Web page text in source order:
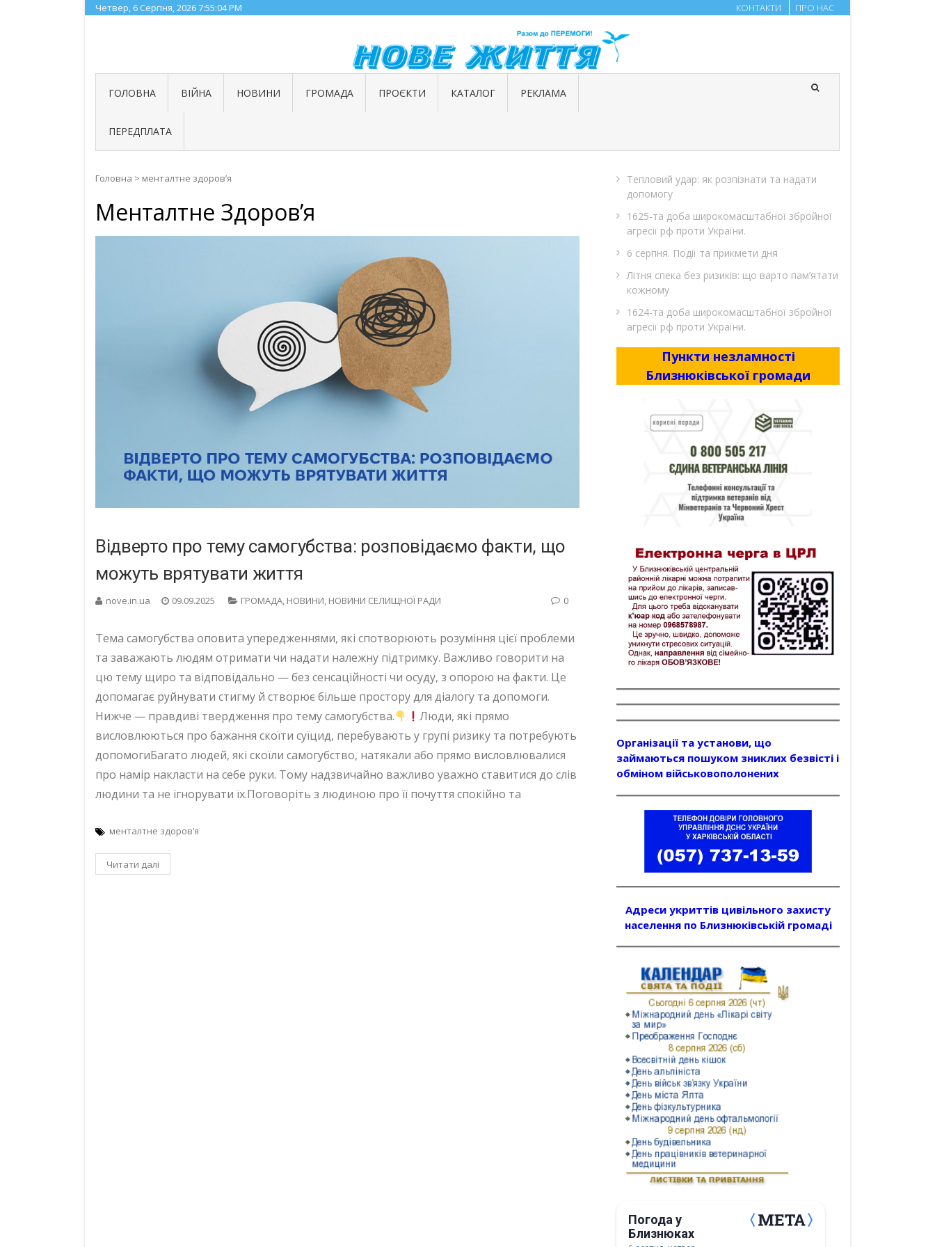
Skip
to
Четвер, 6 Серпня, 20267:55:04 PM КОНТАКТИ ПРО НАС
ГОЛОВНА ВІЙНА НОВИНИ ГРОМАДА ПРОЄКТИ КАТАЛОГ РЕКЛАМА
ПЕРЕДПЛАТА
Головна > менталтне здоров’я
Менталтне Здоров’я
Відверто про тему самогубства: розповідаємо факти, що
можуть врятувати життя
nove.in.ua 09.09.2025 ГРОМАДА, НОВИНИ, НОВИНИ СЕЛИЩНОЇ РАДИ 0
Тема самогубства оповита упередженнями, які спотворюють розуміння цієї проблеми
та заважають людям отримати чи надати належну підтримку. Важливо говорити на
цю тему щиро та відповідально — без сенсаційності чи осуду, з опорою на факти. Це
допомагає руйнувати стигму й створює більше простору для діалогу та допомоги.
Нижче — правдиві твердження про тему самогубства.
Люди, які прямо
висловлюються про бажання скоїти суїцид, перебувають у групі ризику та потребують
допомогиБагато людей, які скоїли самогубство, натякали або прямо висловлювалися
про намір накласти на себе руки. Тому надзвичайно важливо уважно ставитися до слів
людини та не ігнорувати їх.Поговоріть з людиною про її почуття спокійно та
менталтне здоров’я
Читати далі
Тепловий удар: як розпізнати та надати
допомогу
1625-та доба широкомасштабної збройної
агресії рф проти України.
6 серпня. Події та прикмети дня
Літня спека без ризиків: що варто пам’ятати
кожному
1624-та доба широкомасштабної збройної
агресії рф проти України.
Пункти незламності
Близнюківської громади
Організації та установи, що
займаються пошуком зниклих безвісті і
обміном військовополонених
Адреси укриттів цивільного захисту
населення по Близнюківській громаді
Погода у
Близнюках